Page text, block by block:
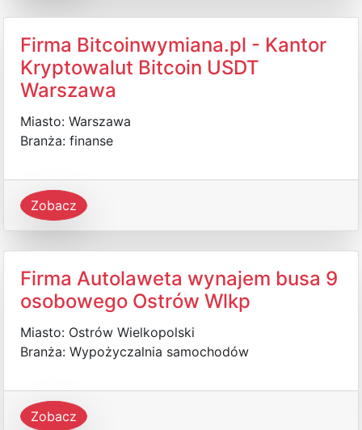
Firma Bitcoinwymiana.pl - Kantor
Kryptowalut Bitcoin USDT
Warszawa
Miasto: Warszawa
Branża: finanse
Zobacz
Firma Autolaweta wynajem busa 9
osobowego Ostrów Wlkp
Miasto: Ostrów Wielkopolski
Branża: Wypożyczalnia samochodów
Zobacz